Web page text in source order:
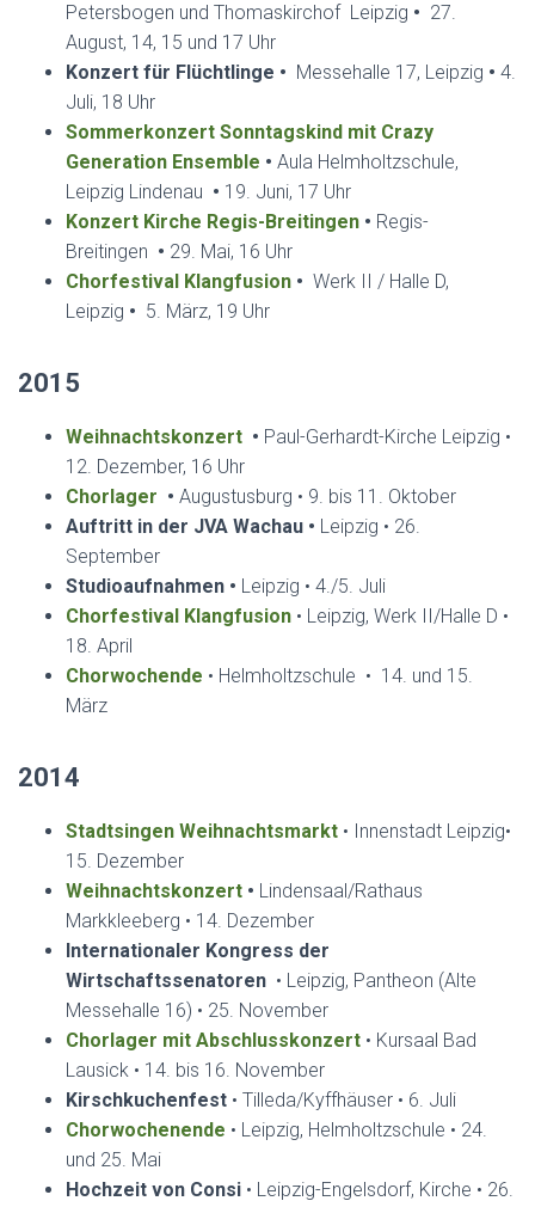
Petersbogen und Thomaskirchof Leipzig • 27.
August, 14, 15 und 17 Uhr
Konzert für Flüchtlinge • Messehalle 17, Leipzig • 4.
Juli, 18 Uhr
Sommerkonzert Sonntagskind mit Crazy
Generation Ensemble • Aula Helmholtzschule,
Leipzig Lindenau • 19. Juni, 17 Uhr
Konzert Kirche Regis-Breitingen • Regis-
Breitingen • 29. Mai, 16 Uhr
Chorfestival Klangfusion • Werk II / Halle D,
Leipzig • 5. März, 19 Uhr
2015
Weihnachtskonzert • Paul-Gerhardt-Kirche Leipzig •
12. Dezember, 16 Uhr
Chorlager • Augustusburg • 9. bis 11. Oktober
Auftritt in der JVA Wachau • Leipzig • 26.
September
Studioaufnahmen • Leipzig • 4./5. Juli
Chorfestival Klangfusion • Leipzig, Werk II/Halle D •
18. April
Chorwochende • Helmholtzschule • 14. und 15.
März
2014
Stadtsingen Weihnachtsmarkt • Innenstadt Leipzig•
15. Dezember
Weihnachtskonzert • Lindensaal/Rathaus
Markkleeberg • 14. Dezember
Internationaler Kongress der
Wirtschaftssenatoren • Leipzig, Pantheon (Alte
Messehalle 16) • 25. November
Chorlager mit Abschlusskonzert • Kursaal Bad
Lausick • 14. bis 16. November
Kirschkuchenfest • Tilleda/Kyffhäuser • 6. Juli
Chorwochenende • Leipzig, Helmholtzschule • 24.
und 25. Mai
Hochzeit von Consi • Leipzig-Engelsdorf, Kirche • 26.